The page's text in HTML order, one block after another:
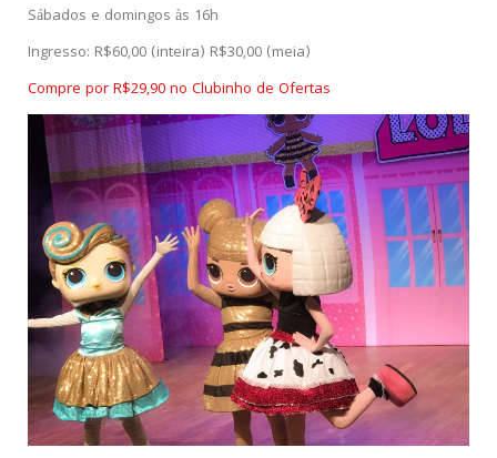
Sábados e domingos às 16h
Ingresso: R$60,00 (inteira) R$30,00 (meia)
Compre por R$29,90 no Clubinho de Ofertas